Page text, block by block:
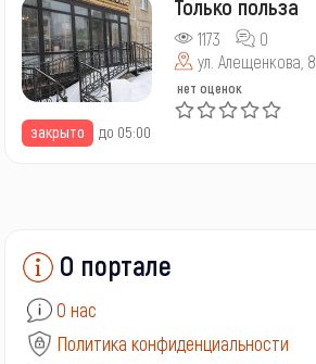
закрыто до 05:00
Только польза
1173
0
ул. Алещенкова, 8
нет оценок
О портале
О нас
Политика конфиденциальности